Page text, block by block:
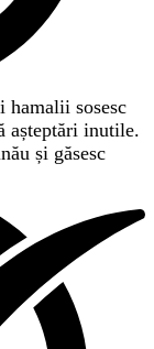
hamalii sosesc
așteptări inutile.
și găsesc